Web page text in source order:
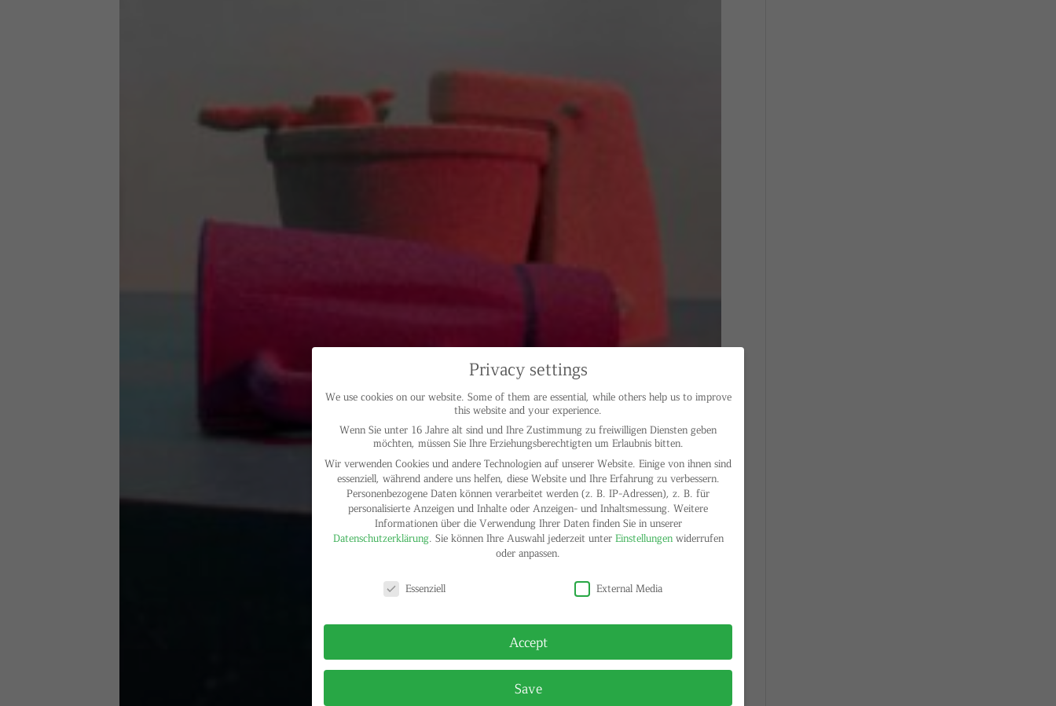
Privacy settings
We use cookies on our website. Some of them are essential, while others help us to improve
this website and your experience.
Wenn Sie unter 16 Jahre alt sind und Ihre Zustimmung zu freiwilligen Diensten geben
möchten, müssen Sie Ihre Erziehungsberechtigten um Erlaubnis bitten.
Wir verwenden Cookies und andere Technologien auf unserer Website. Einige von ihnen sind
essenziell, während andere uns helfen, diese Website und Ihre Erfahrung zu verbessern.
Personenbezogene Daten können verarbeitet werden (z. B. IP-Adressen), z. B. für
personalisierte Anzeigen und Inhalte oder Anzeigen- und Inhaltsmessung. Weitere
Informationen über die Verwendung Ihrer Daten finden Sie in unserer
Datenschutzerklärung. Sie können Ihre Auswahl jederzeit unter Einstellungenwiderrufen
oder anpassen.
Essenziell
External Media
Accept
Save